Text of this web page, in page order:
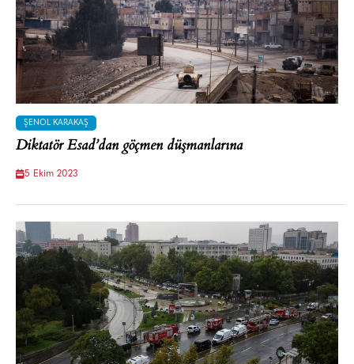
ŞENOL KARAKAŞ
Diktatör Esad’dan göçmen düşmanlarına
5 Ekim 2023